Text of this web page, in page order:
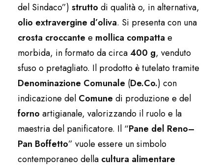
del Sindaco”) strutto di qualità o, in alternativa,
olio extravergine d’oliva. Si presenta con una
crosta croccante e mollica compatta e
morbida, in formato da circa400 g, venduto
sfuso o pretagliato. Il prodotto è tutelato tramite
Denominazione Comunale (De.Co.) con
indicazione del Comune di produzione e del
forno artigianale, valorizzando il ruolo e la
maestria del panificatore. Il “Pane del Reno–
Pan Boffetto” vuole essere un simbolo
contemporaneo della cultura alimentare